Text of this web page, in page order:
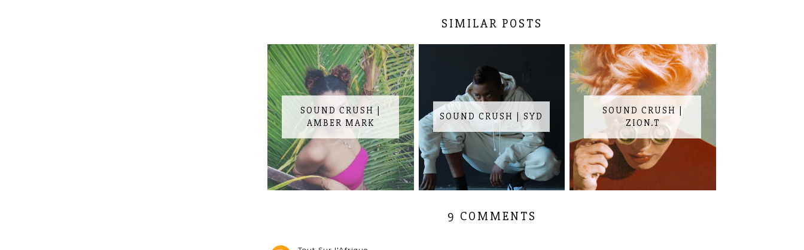
SIMILAR POSTS
SOUND CRUSH |
AMBER MARK
SOUND CRUSH | SYD
SOUND CRUSH |
ZION.T
9 COMMENTS